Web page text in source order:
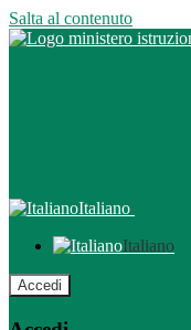
Salta al contenuto
Italiano
Italiano
Accedi